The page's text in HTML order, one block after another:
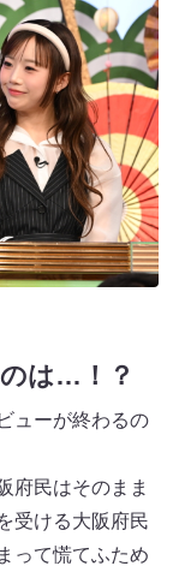
は…！？
ューが終わるの
府民はそのまま
受ける大阪府民
って慌てふため